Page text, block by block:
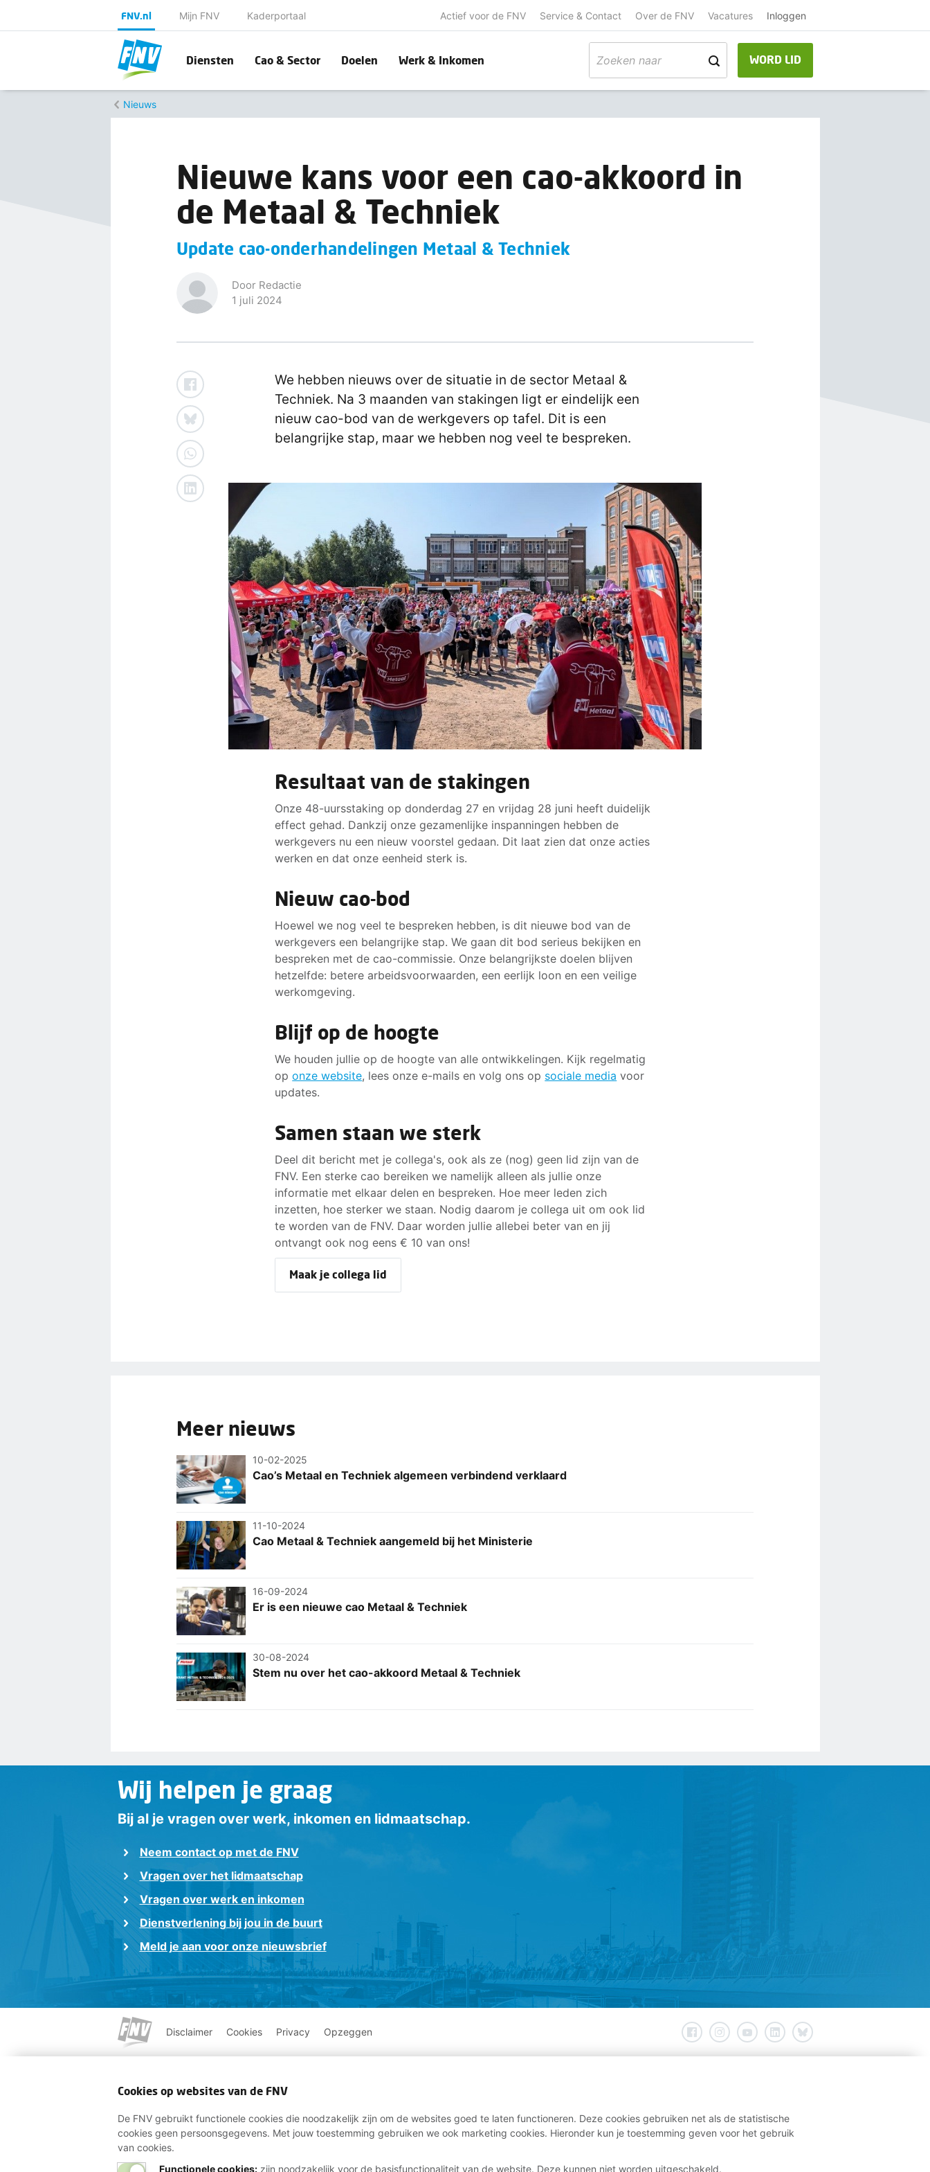
FNV.nl Mijn FNV Kaderportaal Actief voor de FNV Service & Contact Over de FNV Vacatures Inloggen
Diensten Cao & Sector Doelen Werk & Inkomen WORD LID
Nieuws
Nieuwe kans voor een cao-akkoord in
de Metaal & Techniek
Update cao-onderhandelingen Metaal & Techniek
Door Redactie
1 juli 2024
We hebben nieuws over de situatie in de sector Metaal &
Techniek. Na 3 maanden van stakingen ligt er eindelijk een
nieuw cao-bod van de werkgevers op tafel. Dit is een
belangrijke stap, maar we hebben nog veel te bespreken.
Resultaat van de stakingen
Onze 48-uursstaking op donderdag 27 en vrijdag 28 juni heeft duidelijk
effect gehad. Dankzij onze gezamenlijke inspanningen hebben de
werkgevers nu een nieuw voorstel gedaan. Dit laat zien dat onze acties
werken en dat onze eenheid sterk is.
Nieuw cao-bod
Hoewel we nog veel te bespreken hebben, is dit nieuwe bod van de
werkgevers een belangrijke stap. We gaan dit bod serieus bekijken en
bespreken met de cao-commissie. Onze belangrijkste doelen blijven
hetzelfde: betere arbeidsvoorwaarden, een eerlijk loon en een veilige
werkomgeving.
Blijf op de hoogte
We houden jullie op de hoogte van alle ontwikkelingen. Kijk regelmatig
oponze website, lees onze e-mails en volg ons op sociale media voor
updates.
Samen staan we sterk
Deel dit bericht met je collega's, ook als ze (nog) geen lid zijn van de
FNV. Een sterke cao bereiken we namelijk alleen als jullie onze
informatie met elkaar delen en bespreken. Hoe meer leden zich
inzetten, hoe sterker we staan. Nodig daarom je collega uit om ook lid
te worden van de FNV. Daar worden jullie allebei beter van en jij
ontvangt ook nog eens € 10 van ons!
Maak je collega lid
Meer nieuws
10-02-2025
Cao’s Metaal en Techniek algemeen verbindend verklaard
11-10-2024
Cao Metaal & Techniek aangemeld bij het Ministerie
16-09-2024
Er is een nieuwe cao Metaal & Techniek
30-08-2024
Stem nu over het cao-akkoord Metaal & Techniek
Wij helpen je graag
Bij al je vragen over werk, inkomen en lidmaatschap.
Neem contact op met de FNV
Vragen over het lidmaatschap
Vragen over werk en inkomen
Dienstverlening bij jou in de buurt
Meld je aan voor onze nieuwsbrief
Disclaimer Cookies Privacy Opzeggen
Cookies op websites van de FNV
De FNV gebruikt functionele cookies die noodzakelijk zijn om de websites goed te laten functioneren. Deze cookies gebruiken net als de statistische
cookies geen persoonsgegevens. Met jouw toestemming gebruiken we ook marketing cookies. Hieronder kun je toestemming geven voor het gebruik
van cookies.
Functionele cookies:zijn noodzakelijk voor de basisfunctionaliteit van de website. Deze kunnen niet worden uitgeschakeld.